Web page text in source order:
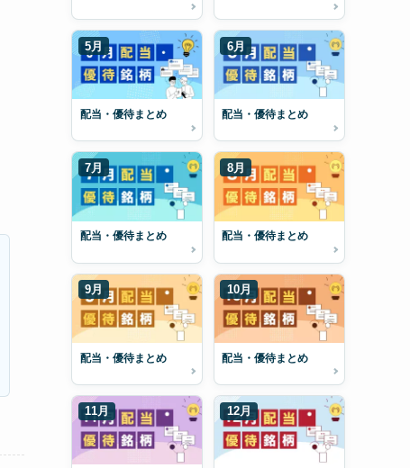
5月
配当・優待まとめ
6月
配当・優待まとめ
7月
配当・優待まとめ
8月
配当・優待まとめ
9月
配当・優待まとめ
10月
配当・優待まとめ
11月 12月